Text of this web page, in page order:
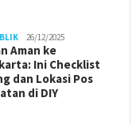
26/12/2025
Aman ke
Ini Checklist
dan Lokasi Pos
di DIY